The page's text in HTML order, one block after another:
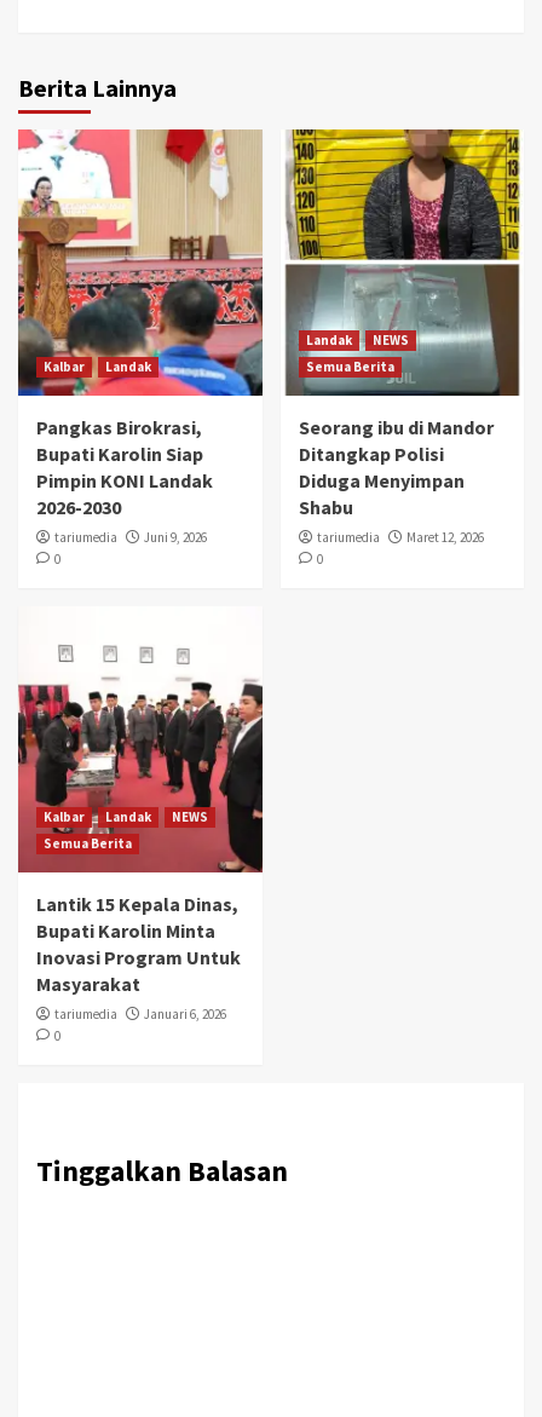
Berita Lainnya
Kalbar Landak
Pangkas Birokrasi,
Bupati Karolin Siap
Pimpin KONI Landak
2026-2030
tariumedia
Juni 9, 2026
0
Landak
NEWS
Semua Berita
Seorang ibu di Mandor
Ditangkap Polisi
Diduga Menyimpan
Shabu
tariumedia
Maret 12, 2026
0
Kalbar Landak
NEWS
Semua Berita
Lantik 15 Kepala Dinas,
Bupati Karolin Minta
Inovasi Program Untuk
Masyarakat
tariumedia
Januari 6, 2026
0
Tinggalkan Balasan